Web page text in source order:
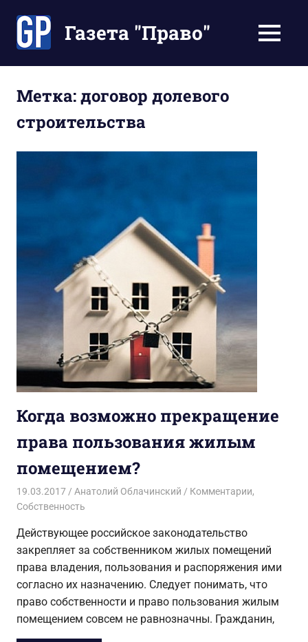
содержимомуГазета "Право"
Ваше
время
МЕНЮ
Метка:договор долевого
строительства
Когда возможно прекращение
права пользования жилым
помещением?
19.03.2017 Анатолий Облачинский Комментарии,
Собственность
Действующее российское законодательство
закрепляет за собственником жилых помещений
права владения, пользования и распоряжения ими
согласно их назначению. Следует понимать, что
право собственности и право пользования жилым
помещением совсем не равнозначны. Гражданин,